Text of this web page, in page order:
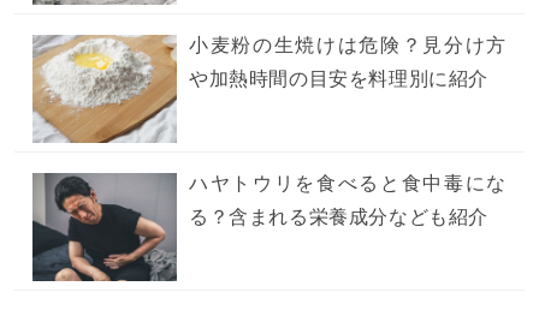
小麦粉の生焼けは危険？見分け方
や加熱時間の目安を料理別に紹介
ハヤトウリを食べると食中毒にな
る？含まれる栄養成分なども紹介